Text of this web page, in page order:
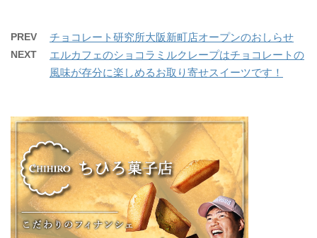
PREV チョコレート研究所大阪新町店オープンのおしらせ
NEXT
エルカフェのショコラミルクレープはチョコレートの
風味が存分に楽しめるお取り寄せスイーツです！